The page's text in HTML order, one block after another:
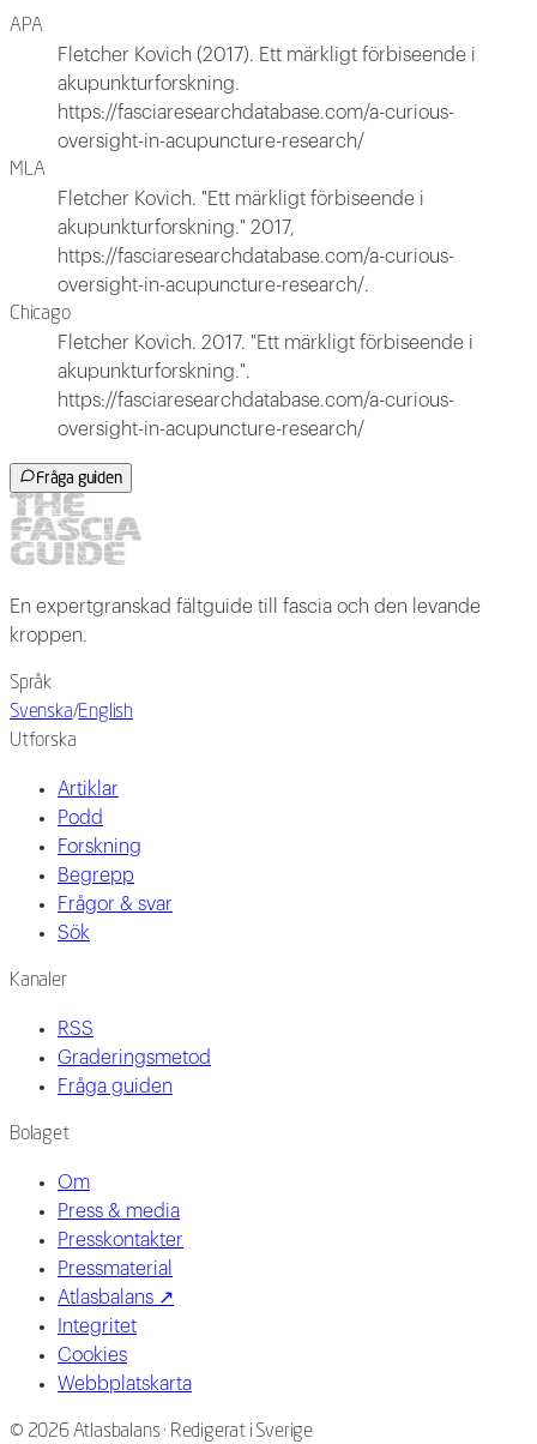
APA
Fletcher Kovich (2017). Ett märkligt förbiseende i
akupunkturforskning.
https://fasciaresearchdatabase.com/a-curious-
oversight-in-acupuncture-research/
MLA
Fletcher Kovich. "Ett märkligt förbiseende i
akupunkturforskning." 2017,
https://fasciaresearchdatabase.com/a-curious-
oversight-in-acupuncture-research/.
Chicago
Fletcher Kovich. 2017. "Ett märkligt förbiseende i
akupunkturforskning.".
https://fasciaresearchdatabase.com/a-curious-
oversight-in-acupuncture-research/
Fråga guiden
En expertgranskad fältguide till fascia och den levande
kroppen.
Språk
Svenska/English
Utforska
Artiklar
Podd
Forskning
Begrepp
Frågor & svar
Sök
Kanaler
RSS
Graderingsmetod
Fråga guiden
Bolaget
Om
Press & media
Presskontakter
Pressmaterial
Atlasbalans ↗
Integritet
Cookies
Webbplatskarta
© 2026Atlasbalans · Redigerat i Sverige